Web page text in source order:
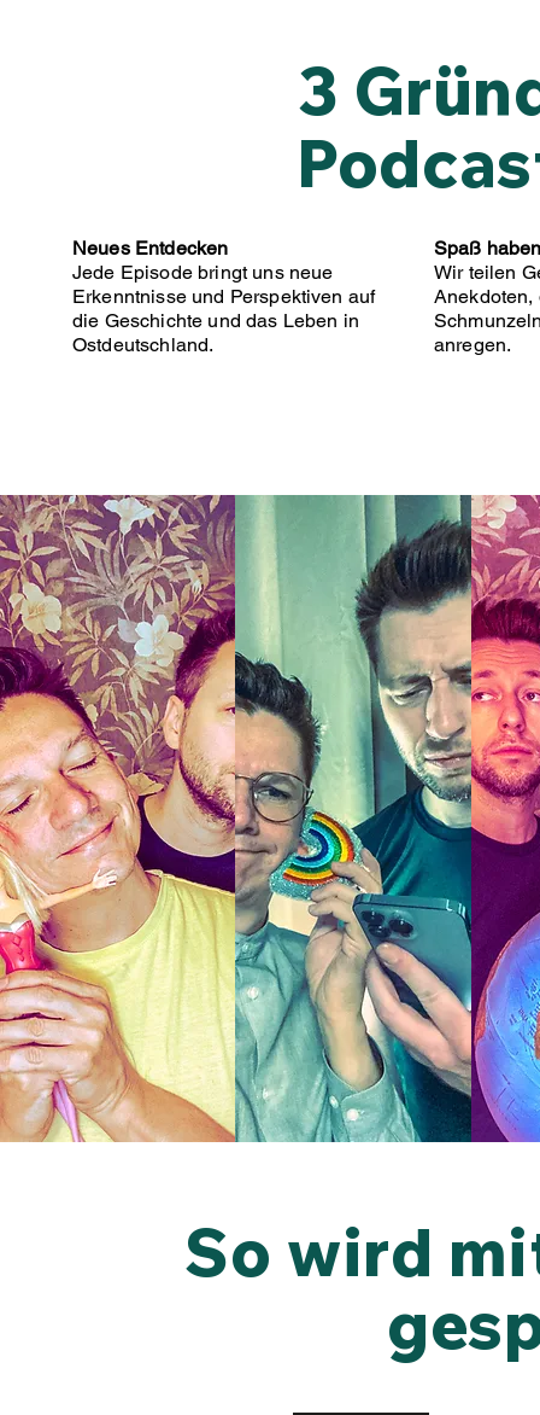
3
Neues Entdecken
Jede Episode bringt uns neue
Erkenntnisse und Perspektiven auf
die Geschichte und das Leben in
Ostdeutschland.
Spaß
Wir teilen
Anekdoten,
anregen.
So wird